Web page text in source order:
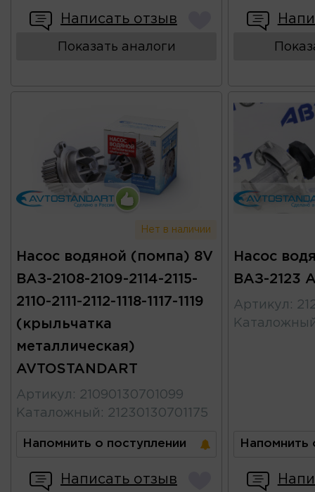
Написать отзыв
Показать аналоги
Нет в наличии
Насос водяной (помпа) 8V
ВАЗ-2108-2109-2114-2115-
2110-2111-2112-1118-1117-1119
(крыльчатка
металлическая)
AVTOSTANDART
Артикул : 21090130701099
Каталожный : 21230130701175
Напомнить о поступлении
Написать отзыв
Насос
ВАЗ-2123
Артикул :
Напомнить